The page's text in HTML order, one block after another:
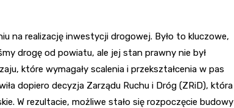
na realizację inwestycji drogowej. Było to kluczowe,
drogę od powiatu, ale jej stan prawny nie był
które wymagały scalenia i przekształcenia w pas
dopiero decyzja Zarządu Ruchu i Dróg (ZRiD), która
W rezultacie, możliwe stało się rozpoczęcie budowy